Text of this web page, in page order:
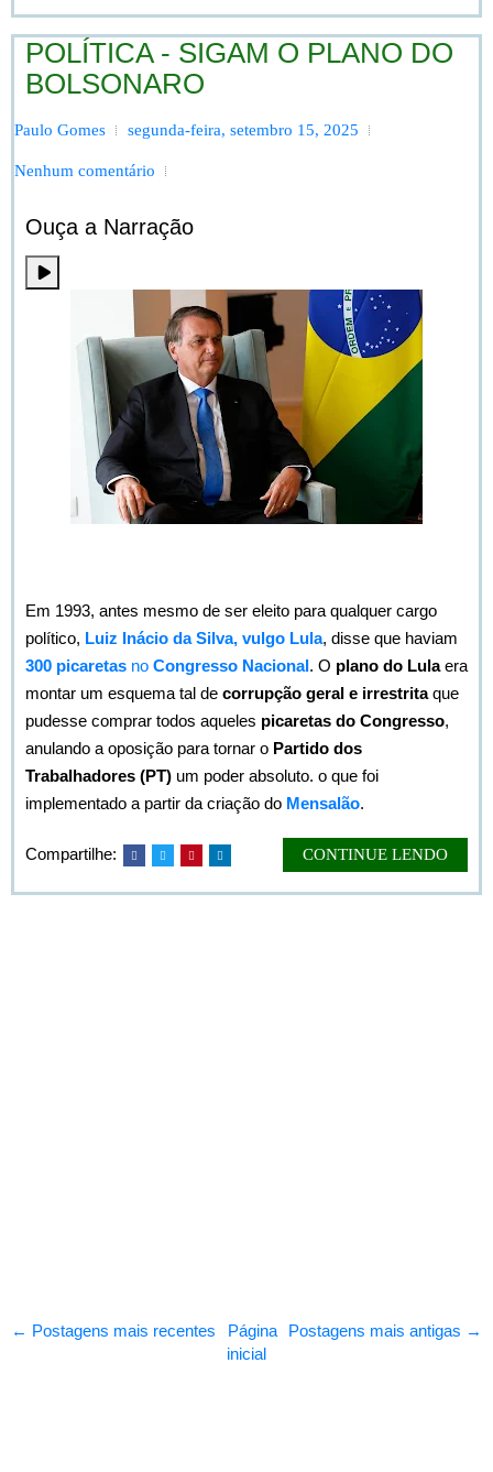
POLÍTICA - SIGAM O PLANO DO
BOLSONARO
Paulo Gomes segunda-feira, setembro 15, 2025
Nenhum comentário
Ouça a Narração
Em 1993, antes mesmo de ser eleito para qualquer cargo
político, Luiz Inácio da Silva, vulgo Lula, disse que haviam
300 picaretas no Congresso Nacional. O plano do Lulaera
montar um esquema tal de corrupção geral e irrestritaque
pudesse comprar todos aqueles picaretas do Congresso,
anulando a oposição para tornar o Partido dos
Trabalhadores (PT) um poder absoluto. o que foi
implementado a partir da criação do Mensalão.
Compartilhe: CONTINUE LENDO
← Postagens mais recentes Postagens mais antigas →
Página
inicial